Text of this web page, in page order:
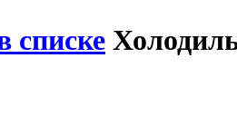
списке